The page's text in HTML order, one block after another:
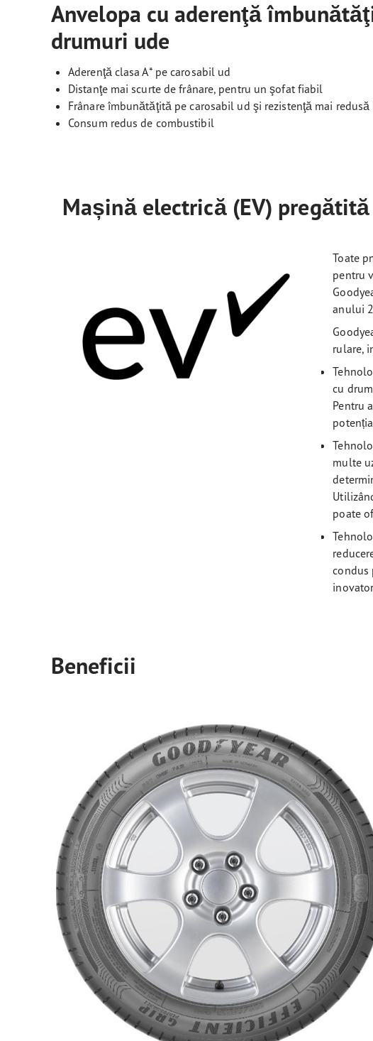
Anvelopa cu aderenţă
drumuri ude
Aderenţă clasa A* pe carosabil ud
Distanţe mai scurte de frânare, pentru un şofat fiabil
Frânare îmbunătăţită pe carosabil ud şi rezistenţă mai
Consum redus de combustibil
Mașină electrică (EV) pregătită
Toate
pentru
anului
rulare,
cu
Pentru
multe
poate
condus
Beneficii